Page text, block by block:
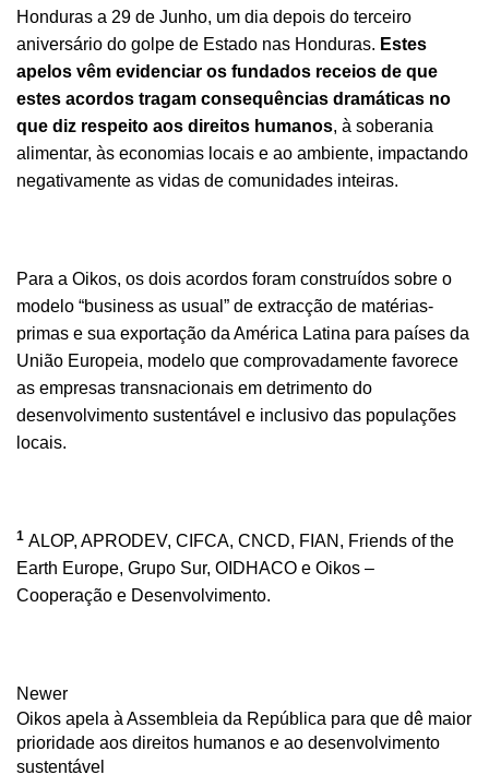
Honduras a 29 de Junho, um dia depois do terceiro
aniversário do golpe de Estado nas Honduras. Estes
apelos vêm evidenciar os fundados receios de que
estes acordos tragam consequências dramáticas no
que diz respeito aos direitos humanos, à soberania
alimentar, às economias locais e ao ambiente, impactando
negativamente as vidas de comunidades inteiras.
Para a Oikos, os dois acordos foram construídos sobre o
modelo “business as usual” de extracção de matérias-
primas e sua exportação da América Latina para países da
União Europeia, modelo que comprovadamente favorece
as empresas transnacionais em detrimento do
desenvolvimento sustentável e inclusivo das populações
locais.
1 ALOP, APRODEV, CIFCA, CNCD, FIAN, Friends of the
Earth Europe, Grupo Sur, OIDHACO e Oikos –
Cooperação e Desenvolvimento.
Newer
Oikos apela à Assembleia da República para que dê maior
prioridade aos direitos humanos e ao desenvolvimento
sustentável